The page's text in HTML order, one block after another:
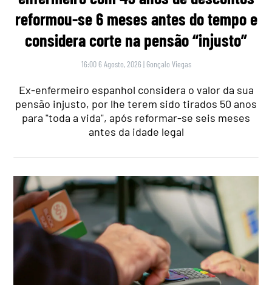
reformou-se 6 meses antes do tempo e
considera corte na pensão “injusto”
16:00 6 Agosto, 2026 | Gonçalo Viegas
Ex-enfermeiro espanhol considera o valor da sua
pensão injusto, por lhe terem sido tirados 50 anos
para "toda a vida", após reformar-se seis meses
antes da idade legal